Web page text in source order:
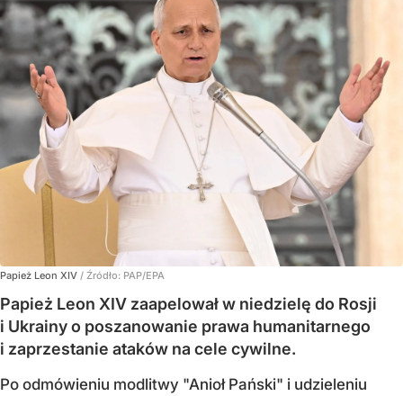
Papież Leon XIV / Źródło: PAP/EPA
Papież Leon XIV zaapelował w niedzielę do Rosji
i Ukrainy o poszanowanie prawa humanitarnego
i zaprzestanie ataków na cele cywilne.
Po odmówieniu modlitwy "Anioł Pański" i udzieleniu